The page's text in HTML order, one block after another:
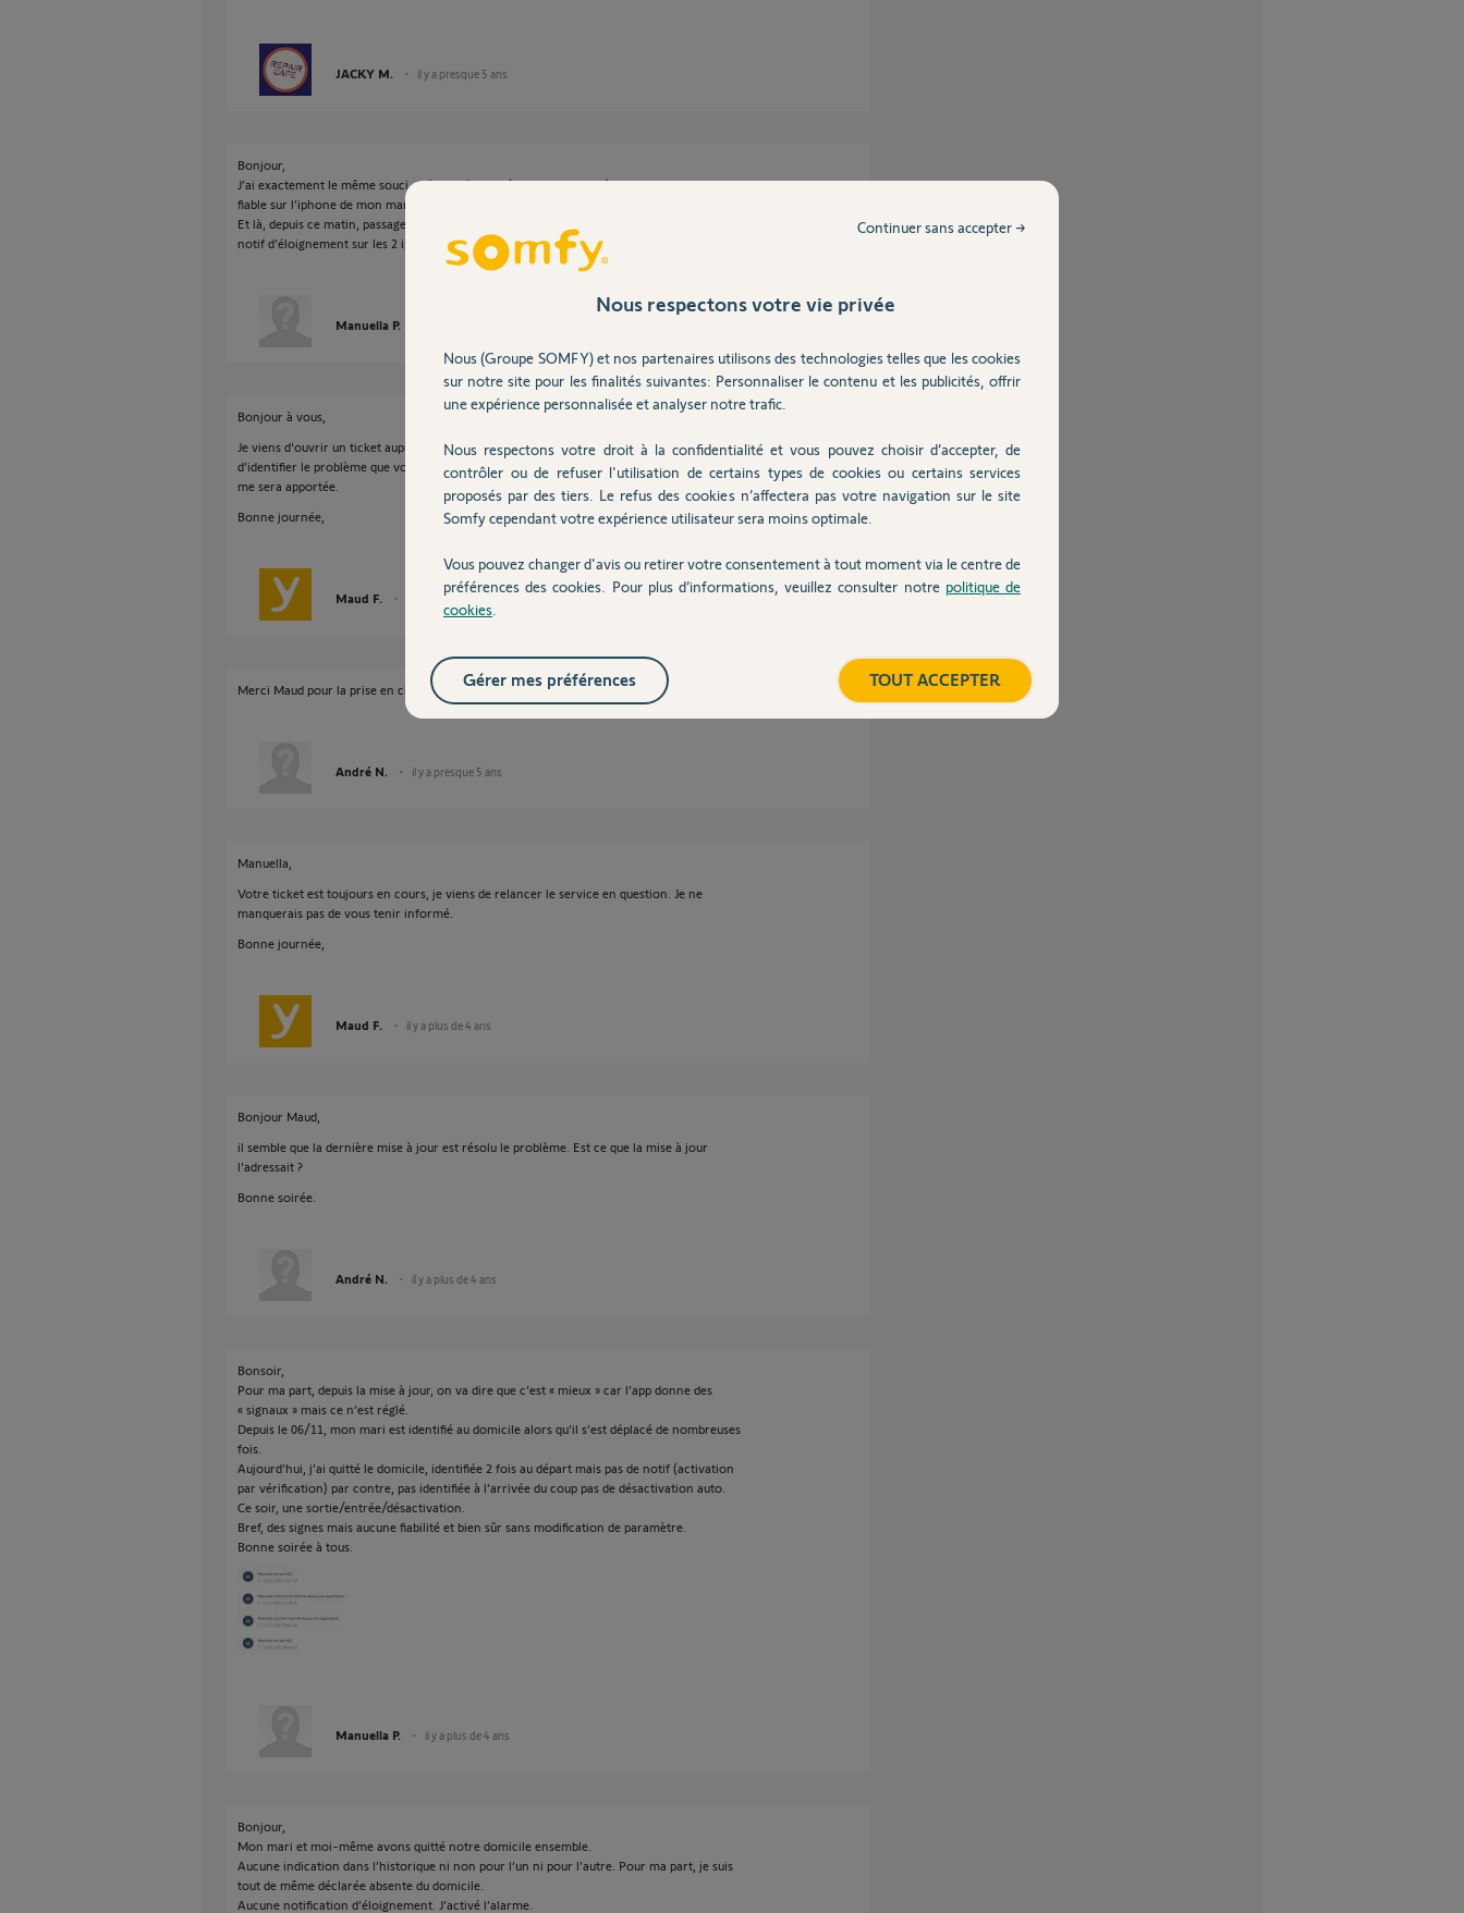
JACKY M. il y a presque 5 ans
Bonjour,
J’ai exactement le même souci. C’était aléatoire (pas fiable du tout) sur mon iphone. Plus
fiable sur l’iphone de mon mari avec le même IOS mais iphone moins récent.
Et là, depuis ce matin, passage à IOS 15.1, la présence/absence est fausse et plus aucune
notif d’éloignement sur les 2 iphones, ni de désactivation à l’arrivée.
Manuella P.
Bonjour à vous,
Je viens d'ouvrir un ticket auprès de notre service développement qualité pour essayer
d’identifier le problème que vous rencontrez, je reviendrais vers vous lorsqu'une réponse
me sera apportée.
Bonne journée,
Maud F. il y a presque 5 ans
Merci Maud pour la prise en charge de notre bug.
André N. il y a presque 5 ans
Manuella,
Votre ticket est toujours en cours, je viens de relancer le service en question. Je ne
manquerais pas de vous tenir informé.
Bonne journée,
Maud F. il y a plus de 4 ans
Bonjour Maud,
il semble que la dernière mise à jour est résolu le problème. Est ce que la mise à jour
l'adressait ?
Bonne soirée.
André N. il y a plus de 4 ans
Bonsoir,
Pour ma part, depuis la mise à jour, on va dire que c’est « mieux » car l’app donne des
« signaux » mais ce n’est réglé.
Depuis le 06/11, mon mari est identifié au domicile alors qu’il s’est déplacé de nombreuses
fois.
Aujourd’hui, j’ai quitté le domicile, identifiée 2 fois au départ mais pas de notif (activation
par vérification) par contre, pas identifiée à l’arrivée du coup pas de désactivation auto.
Ce soir, une sortie/entrée/désactivation.
Bref, des signes mais aucune fiabilité et bien sûr sans modification de paramètre.
Bonne soirée à tous.
Manuella P. il y a plus de 4 ans
Bonjour,
Mon mari et moi-même avons quitté notre domicile ensemble.
Aucune indication dans l’historique ni non pour l’un ni pour l’autre. Pour ma part, je suis
tout de même déclarée absente du domicile.
Aucune notification d’éloignement. J’activé l’alarme.
Nous respectons votre vie privée
Nous (Groupe SOMFY) et nos partenaires utilisons des technologies telles que les cookies
sur notre site pour les finalités suivantes: Personnaliser le contenu et les publicités, offrir
une expérience personnalisée et analyser notre trafic.
Nous respectons votre droit à la confidentialité et vous pouvez choisir d’accepter, de
contrôler ou de refuser l'utilisation de certains types de cookies ou certains services
proposés par des tiers. Le refus des cookies n’affectera pas votre navigation sur le site
Somfy cependant votre expérience utilisateur sera moins optimale.
Vous pouvez changer d'avis ou retirer votre consentement à tout moment via le centre de
préférences des cookies. Pour plus d’informations, veuillez consulter notre politique de
cookies
Continuer sans accepter →
TOUT ACCEPTER
Gérer mes préférences